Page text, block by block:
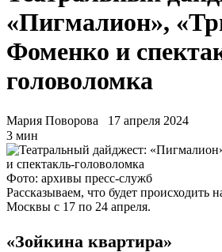
«Пигмалион»,
Фоменко и
головоломка
Мария Поворова
17 апреля 2024
3 мин
Фото: архивы пресс-служб
Рассказываем, что будет происходить
Москвы с 17 по 24 апреля.
«Зойкина квартира»